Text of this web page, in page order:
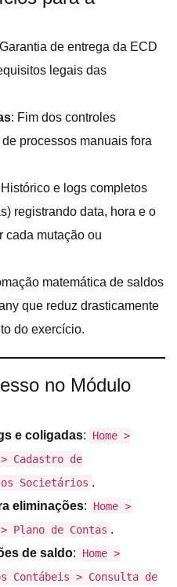
de entrega da ECD
legais das
: Fim dos controles
processos manuais fora
Histórico e logs completos
registrando data, hora e o
cada mutação ou
matemática de saldos
que reduz drasticamente
do exercício.
no Módulo
e coligadas:
Home >
Cadastro de
Societários .
eliminações:
Home >
Plano de Contas .
de saldo:
Home >
Contábeis > Consulta de